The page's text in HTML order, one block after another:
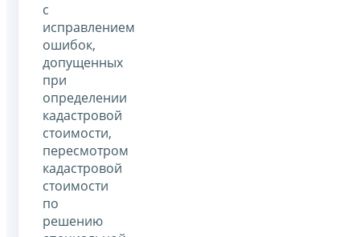
с
исправлением
ошибок,
допущенных
при
определении
кадастровой
стоимости,
пересмотром
кадастровой
стоимости
по
решению